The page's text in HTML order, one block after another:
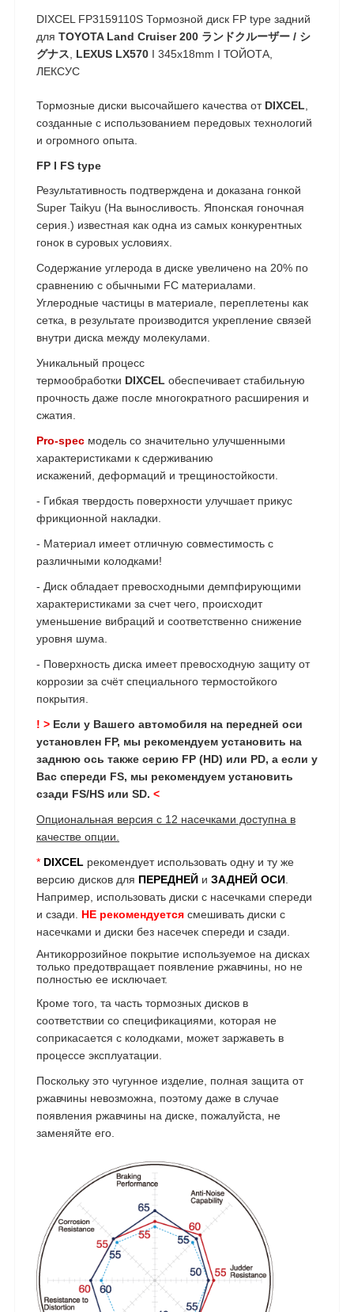
DIXCEL FP3159110S Тормозной диск FP type задний
для TOYOTALand Cruiser 200 ランドクルーザー / シ
グナス
LEXUS LX570 I 345x18mm I ТОЙОТА,
ЛЕКСУС
Тормозные диски высочайшего качества от DIXCEL,
созданные с использованием передовых технологий
и огромного опыта.
FP I FS type
Результативность подтверждена и доказана гонкой
Super Taikyu (На выносливость. Японская гоночная
серия.) известная как одна из самых конкурентных
гонок в суровых условиях.
Содержание углерода в диске увеличено на 20% по
сравнению с обычными FC материалами.
Углеродные частицы в материале, переплетены как
сетка, в результате производится укрепление связей
внутри диска между молекулами.
Уникальный процесс
термообработки DIXCEL обеспечивает стабильную
прочность даже после многократного расширения и
сжатия.
Pro-spec модель со значительно улучшенными
характеристиками к сдерживанию
искажений, деформаций и трещиностойкости.
- Гибкая твердость поверхности улучшает прикус
фрикционной накладки.
- Материал имеет отличную совместимость с
различными колодками!
- Диск обладает превосходными демпфирующими
характеристиками за счет чего, происходит
уменьшение вибраций и соответственно снижение
уровня шума.
- Поверхность диска имеет превосходную защиту от
коррозии за счёт специального термостойкого
покрытия.
! > Если у Вашего автомобиля на передней оси
установлен FP, мы рекомендуем установить на
заднюю ось также серию FP (HD) или PD, а если у
Вас спереди FS, мы рекомендуем установить
сзади FS/HS или SD. <
Опциональная версия с 12 насечками доступна в
качестве опции.
* DIXCEL рекомендует использовать одну и ту же
версию дисков для ПЕРЕДНЕЙ и ЗАДНЕЙ ОСИ.
Например, использовать диски с насечками спереди
и сзади. НЕ рекомендуется смешивать диски с
насечками и диски без насечек спереди и сзади.
Антикоррозийное покрытие используемое на дисках
только предотвращает появление ржавчины, но не
полностью ее исключает.
Кроме того, та часть тормозных дисков в
соответствии со спецификациями, которая не
соприкасается с колодками, может заржаветь в
процессе эксплуатации.
Поскольку это чугунное изделие, полная защита от
ржавчины невозможна, поэтому даже в случае
появления ржавчины на диске, пожалуйста, не
заменяйте его.